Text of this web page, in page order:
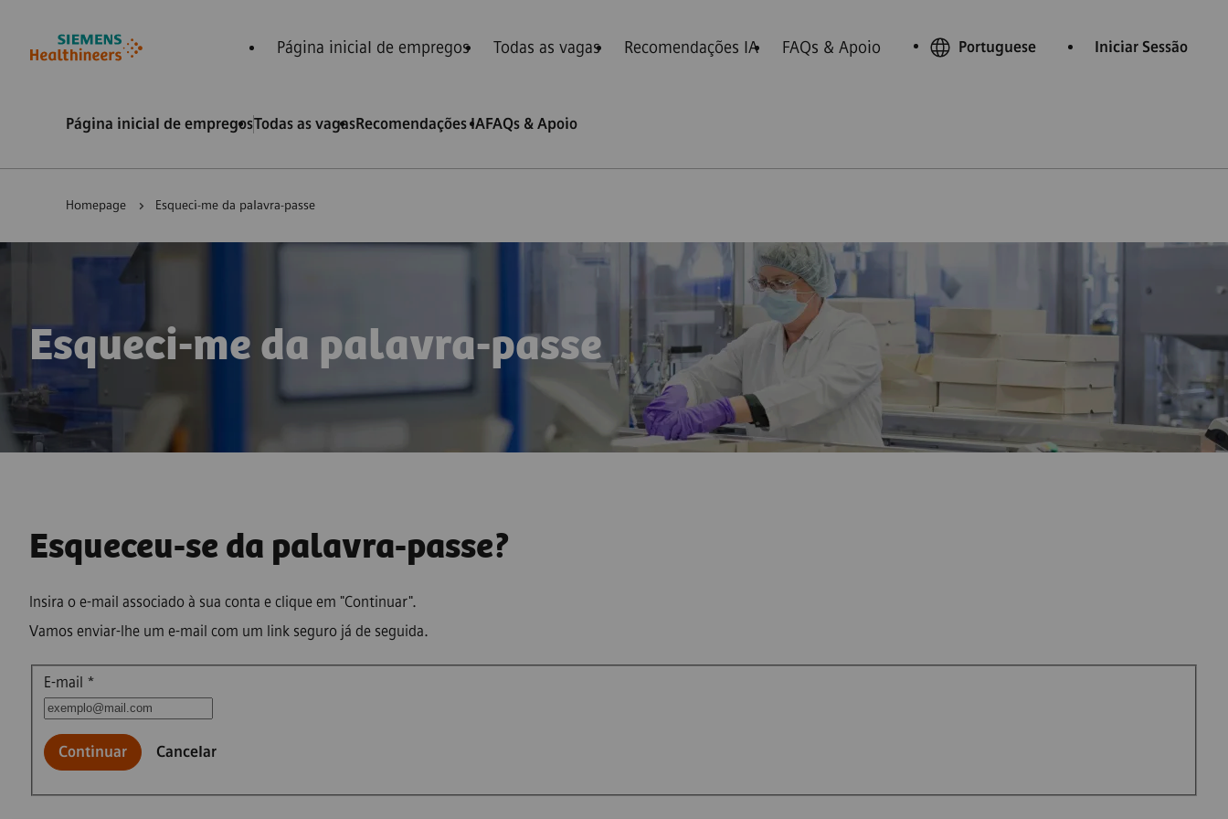
Página inicial de empregos Todas as vagas Recomendações IA FAQs & Apoio Portuguese Iniciar Sessão
Página inicial de empregosTodas as vagasRecomendações IAFAQs & Apoio
Homepage Esqueci-me da palavra-passe
Esqueci-me da palavra-passe
Esqueceu-se da palavra-passe?
Insira o e-mail associado à sua conta e clique em "Continuar".
Vamos enviar-lhe um e-mail com um link seguro já de seguida.
Redefinir palavra-passe com o seu e-mail
E-mail *
Continuar Cancelar